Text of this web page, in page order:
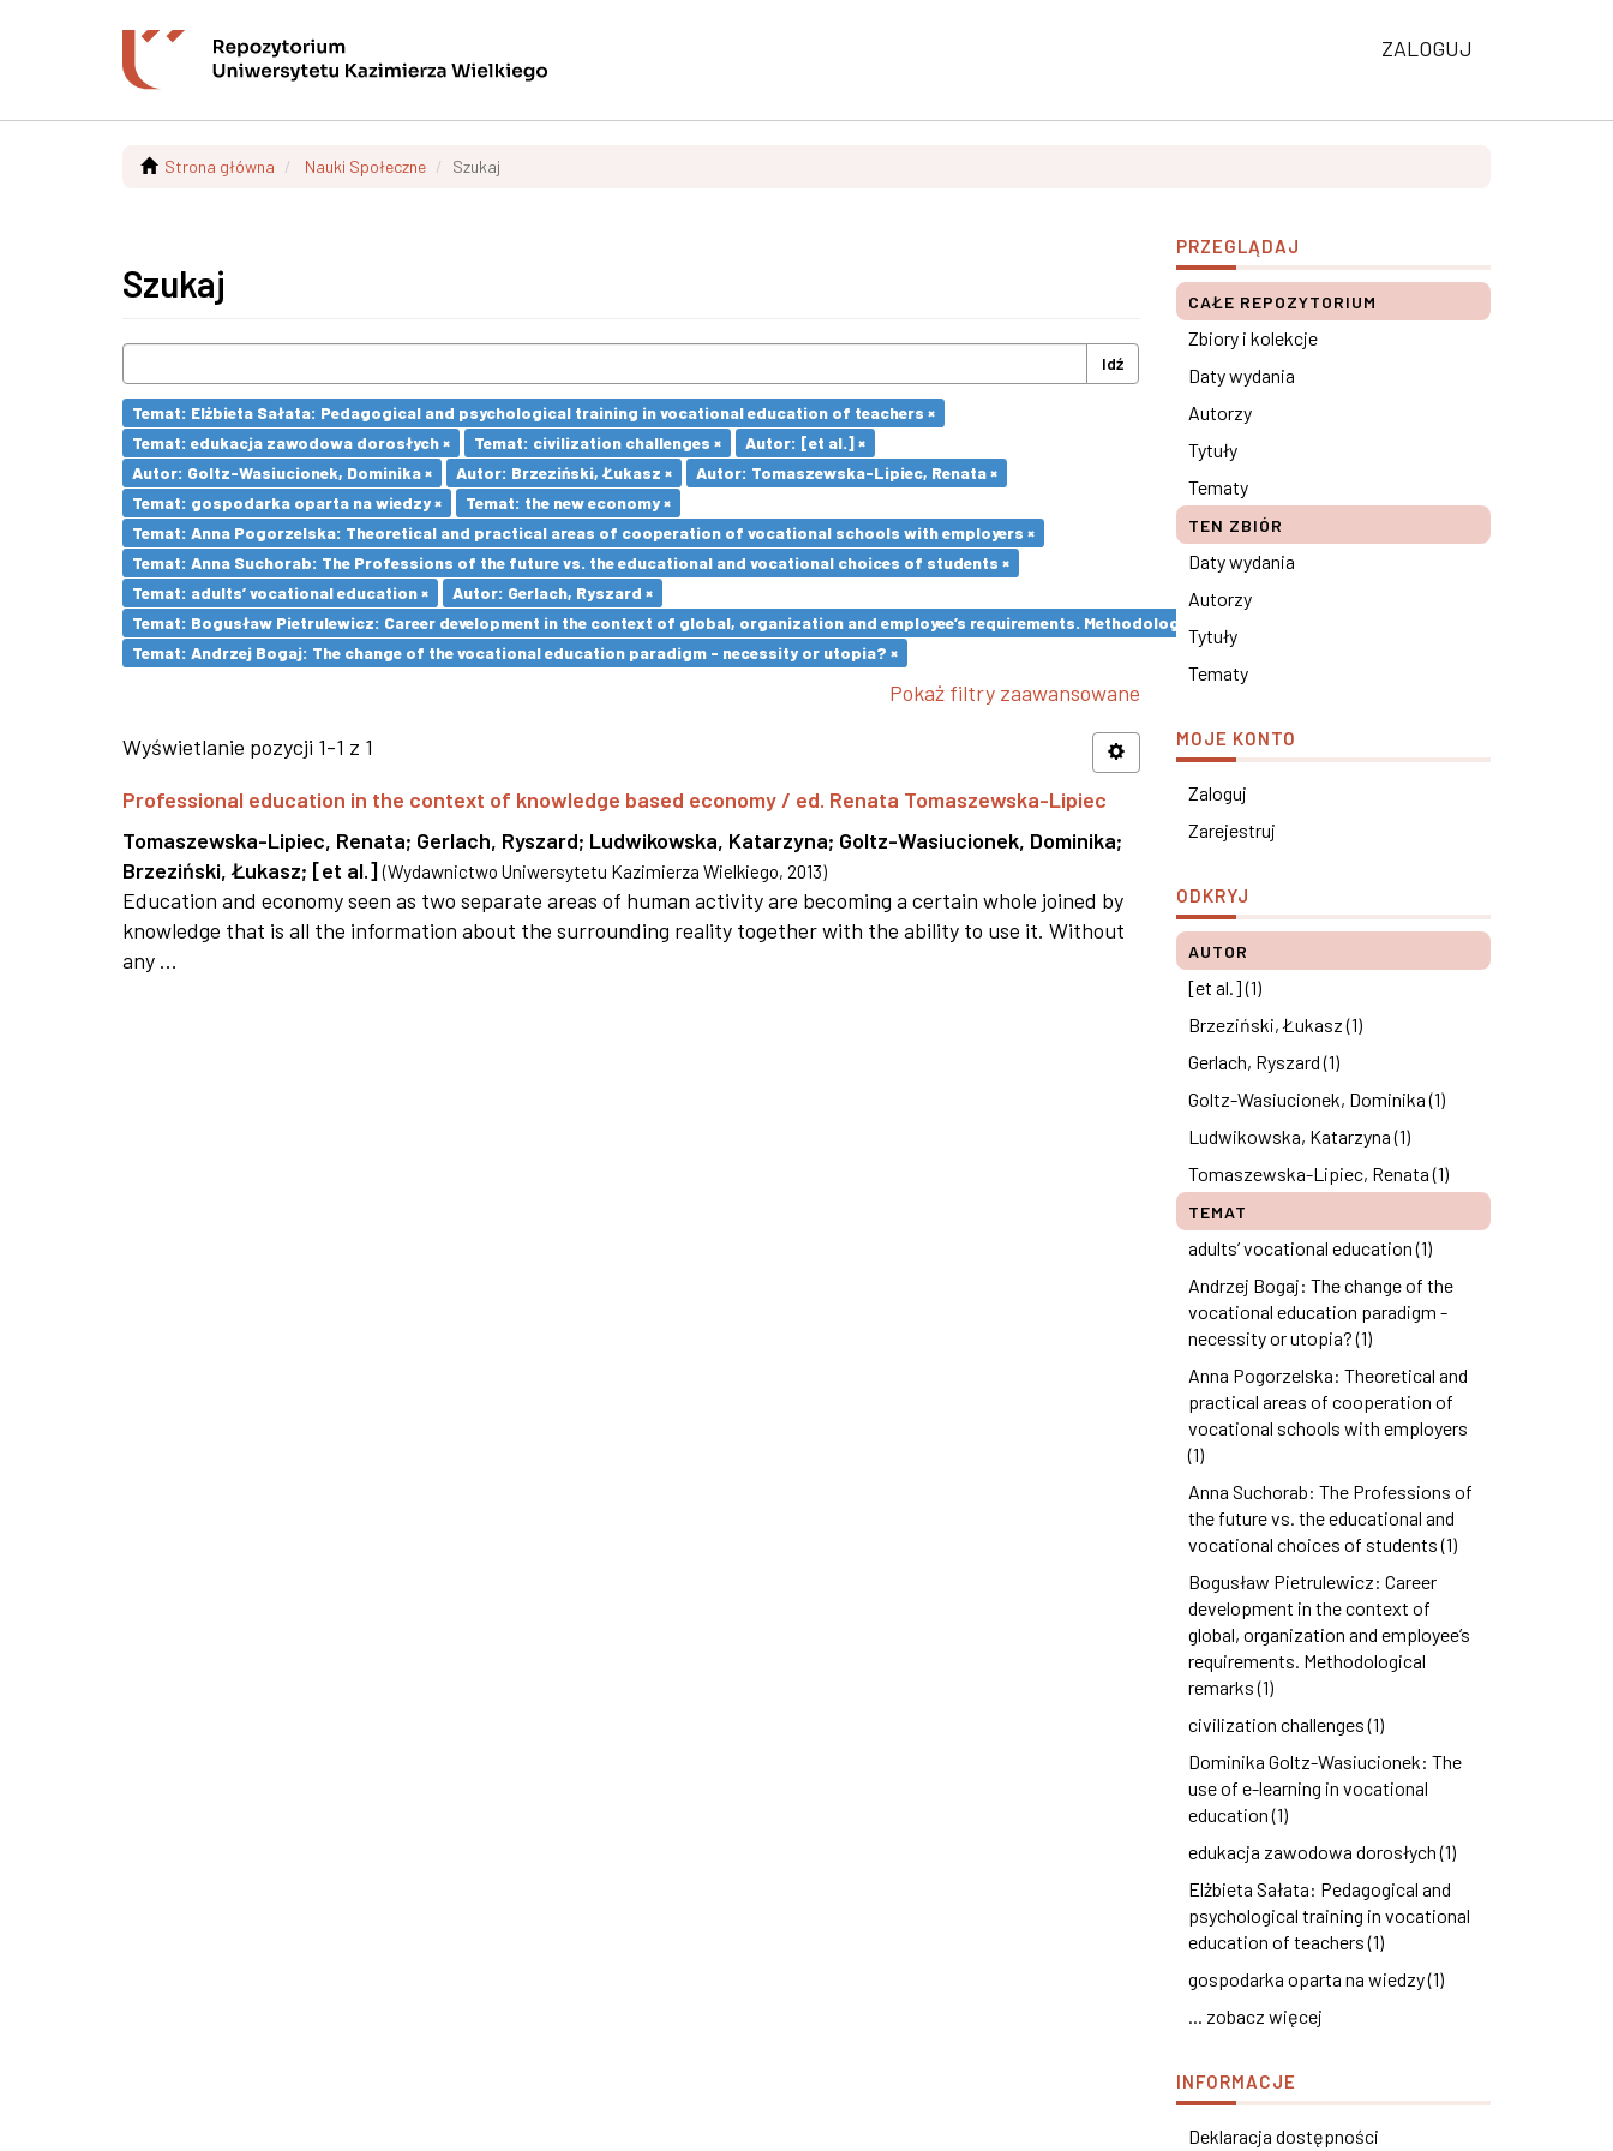
ZALOGUJ
Strona główna Nauki Społeczne Szukaj
Szukaj
Idź
Temat: Elżbieta Sałata: Pedagogical and psychological training in vocational education of teachers ×
Temat: edukacja zawodowa dorosłych ×
Temat: civilization challenges ×
Autor: [et al.] ×
Autor: Goltz-Wasiucionek, Dominika ×
Autor: Brzeziński, Łukasz ×
Autor: Tomaszewska-Lipiec, Renata ×
Temat: gospodarka oparta na wiedzy ×
Temat: the new economy ×
Temat: Anna Pogorzelska: Theoretical and practical areas of cooperation of vocational schools with employers ×
Temat: Anna Suchorab: The Professions of the future vs. the educational and vocational choices of students ×
Temat: adults’ vocational education ×
Autor: Gerlach, Ryszard ×
Temat: Bogusław Pietrulewicz: Career development in the context of global, organization and employee’s requirements. Methodological remarks ×
Temat: Andrzej Bogaj: The change of the vocational education paradigm - necessity or utopia? ×
Pokaż filtry zaawansowane
Wyświetlanie pozycji 1-1 z 1
Professional education in the context of knowledge based economy / ed. Renata Tomaszewska-Lipiec
Tomaszewska-Lipiec, Renata; Gerlach, Ryszard; Ludwikowska, Katarzyna; Goltz-Wasiucionek, Dominika;
Brzeziński, Łukasz; [et al.] (Wydawnictwo Uniwersytetu Kazimierza Wielkiego, 2013)
Education and economy seen as two separate areas of human activity are becoming a certain whole joined by
knowledge that is all the information about the surrounding reality together with the ability to use it. Without
any ...
PRZEGLĄDAJ
CAŁE REPOZYTORIUM
Zbiory i kolekcje
Daty wydania
Autorzy
Tytuły
Tematy
TEN ZBIÓR
Daty wydania
Autorzy
Tytuły
Tematy
MOJE KONTO
Zaloguj
Zarejestruj
ODKRYJ
AUTOR
[et al.] (1)
Brzeziński, Łukasz (1)
Gerlach, Ryszard (1)
Goltz-Wasiucionek, Dominika (1)
Ludwikowska, Katarzyna (1)
Tomaszewska-Lipiec, Renata (1)
TEMAT
adults’ vocational education (1)
Andrzej Bogaj: The change of the
vocational education paradigm -
necessity or utopia? (1)
Anna Pogorzelska: Theoretical and
practical areas of cooperation of
vocational schools with employers
(1)
Anna Suchorab: The Professions of
the future vs. the educational and
vocational choices of students (1)
Bogusław Pietrulewicz: Career
development in the context of
global, organization and employee’s
requirements. Methodological
remarks (1)
civilization challenges (1)
Dominika Goltz-Wasiucionek: The
use of e-learning in vocational
education (1)
edukacja zawodowa dorosłych (1)
Elżbieta Sałata: Pedagogical and
psychological training in vocational
education of teachers (1)
gospodarka oparta na wiedzy (1)
... zobacz więcej
INFORMACJE
Deklaracja dostępności